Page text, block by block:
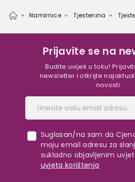
Namirnice Tjestenina
Prijavite se na
Budite uvijek u toku!
newsletter i otkrijte
novosti.
Suglasan/na sam da
moju email adresu za
sukladno objavljenim
uvjeta korištenja